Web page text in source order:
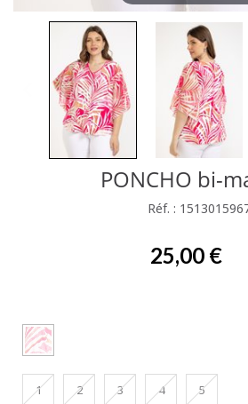
PONCHO bi-
Réf. :
25,00 €
1 2 3 4 5